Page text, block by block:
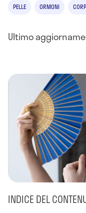
PELLE
ORMONI
Ultimo
INDICE DEL